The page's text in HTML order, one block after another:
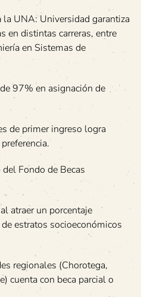
UNA: Universidad garantiza
en distintas carreras, entre
en Sistemas de
97% en asignación de
de primer ingreso logra
Fondo de Becas
atraer un porcentaje
estratos socioeconómicos
regionales (Chorotega,
cuenta con beca parcial o